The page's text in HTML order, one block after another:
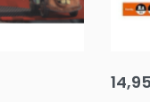
14,95